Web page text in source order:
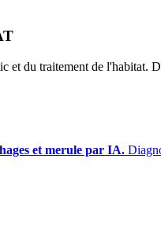
et du traitement de l'habitat.
et merule par IA.